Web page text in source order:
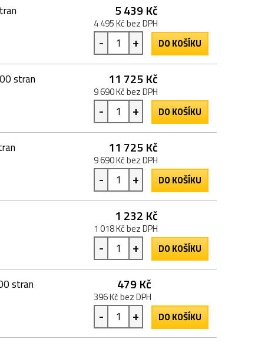
5 439 Kč
4 495 Kč bez DPH
- + DO KOŠÍKU
stran 11 725 Kč
9 690 Kč bez DPH
- + DO KOŠÍKU
11 725 Kč
9 690 Kč bez DPH
- + DO KOŠÍKU
1 232 Kč
1 018 Kč bez DPH
- + DO KOŠÍKU
stran 479 Kč
396 Kč bez DPH
- + DO KOŠÍKU